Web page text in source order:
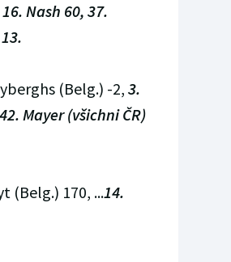
Nash 60, 37.
(Belg.) -2, 3.
Mayer (všichni ČR)
(Belg.) 170, ...14.